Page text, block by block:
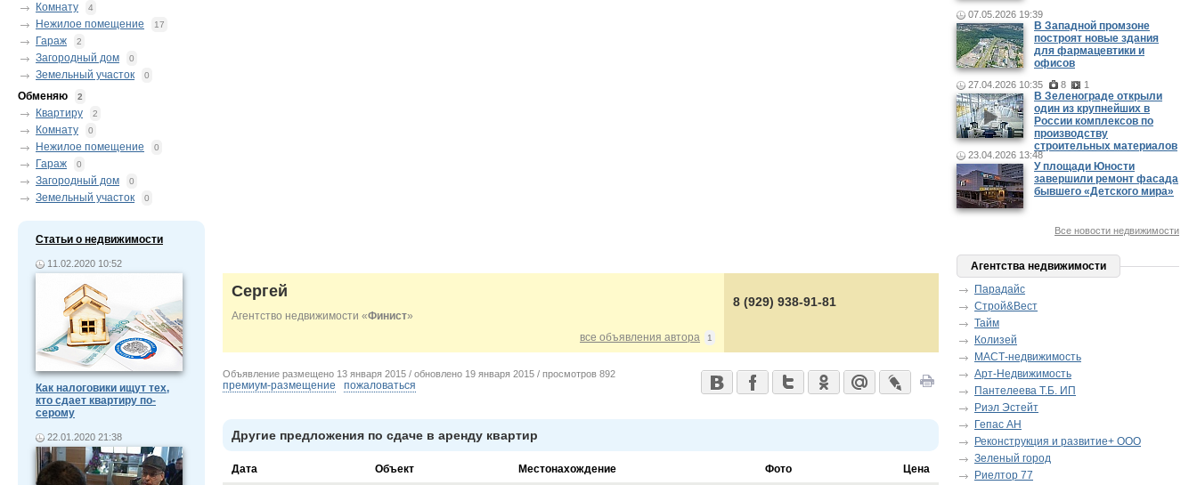
Комнату 4
Нежилое помещение 17
Гараж 2
Загородный дом 0
Земельный участок 0
Обменяю 2
Квартиру 2
Комнату 0
Нежилое помещение 0
Гараж 0
Загородный дом 0
Земельный участок 0
Статьи о недвижимости
11.02.2020 10:52
Как налоговики ищут тех,
кто сдает квартиру по-
серому
22.01.2020 21:38
Сергей
Агентство недвижимости «Финист»
8 (929) 938-91-81
все объявления автора 1
Объявление размещено 13 января 2015 / обновлено 19 января 2015 / просмотров 892
премиум-размещение пожаловаться
Другие предложения по сдаче в аренду квартир
Дата Объект Местонахождение Фото Цена
07.05.2026 19:39
В Западной промзоне
построят новые здания
для фармацевтики и
офисов
27.04.2026 10:35 8 1
В Зеленограде открыли
один из крупнейших в
России комплексов по
производству
строительных материалов
23.04.2026 13:48
У площади Юности
завершили ремонт фасада
бывшего «Детского мира»
Все новости недвижимости
Агентства недвижимости
Парадайс
Строй&Вест
Тайм
Колизей
МАСТ-недвижимость
Арт-Недвижимость
Пантелеева Т.Б. ИП
Риэл Эстейт
Гепас АН
Реконструкция и развитие+ ООО
Зеленый город
Риелтор 77